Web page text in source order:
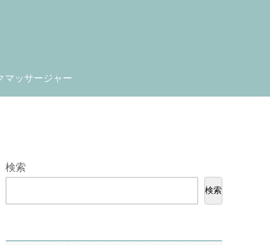
マッサージャー
検索
検索